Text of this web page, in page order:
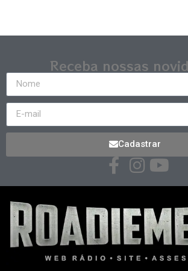
Receba nossas
Cadastrar